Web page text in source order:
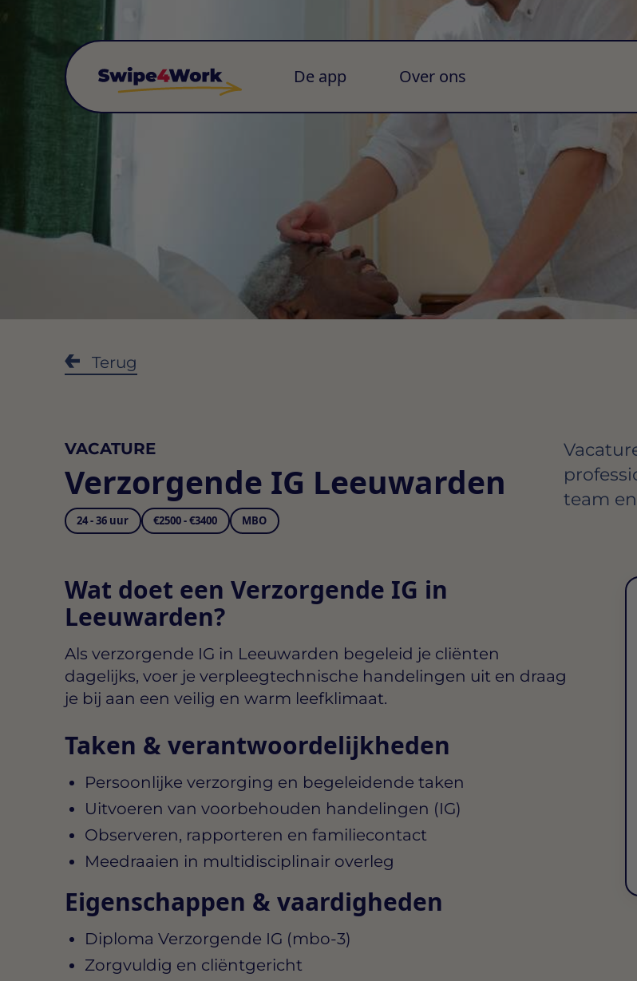
De app Over ons
Terug
VACATURE
Verzorgende IG Leeuwarden
24 - 36 uur €2500 - €3400 MBO
team
Wat doet een Verzorgende IG in
Leeuwarden?
Als verzorgende IG in Leeuwarden begeleid je cliënten
dagelijks, voer je verpleegtechnische handelingen uit en draag
je bij aan een veilig en warm leefklimaat.
Taken & verantwoordelijkheden
Persoonlijke verzorging en begeleidende taken
Uitvoeren van voorbehouden handelingen (IG)
Observeren, rapporteren en familiecontact
Meedraaien in multidisciplinair overleg
Eigenschappen & vaardigheden
Diploma Verzorgende IG (mbo‑3)
Zorgvuldig en cliëntgericht